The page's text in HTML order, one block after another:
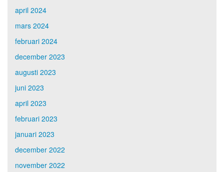
april 2024
mars 2024
februari 2024
december 2023
augusti 2023
juni 2023
april 2023
februari 2023
januari 2023
december 2022
november 2022